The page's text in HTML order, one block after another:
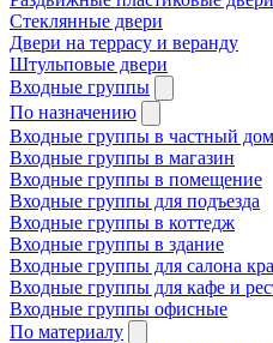
Стеклянные двери
Двери на террасу и веранду
Штульповые двери
Входные группы
По назначению
Входные группы в частный дом
Входные группы в магазин
Входные группы в помещение
Входные группы для подъезда
Входные группы в коттедж
Входные группы в здание
Входные группы для салона
Входные группы для кафе и
Входные группы офисные
По материалу